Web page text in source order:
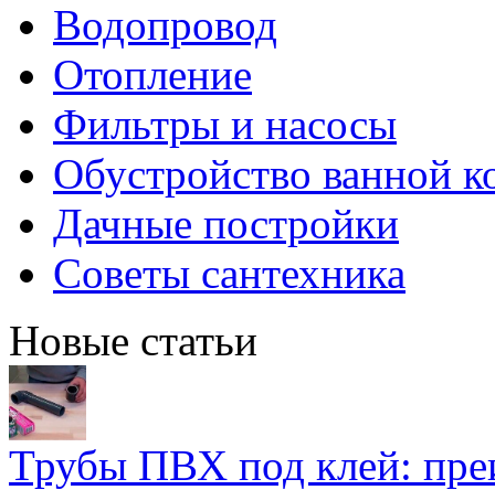
Водопровод
Отопление
Фильтры и насосы
Обустройство ванной
Дачные постройки
Советы сантехника
Новые статьи
Трубы ПВХ под клей: